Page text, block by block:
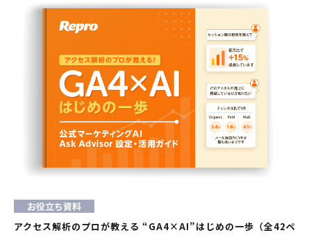
お役立ち資料
アクセス解析のプロが教える “GA4×AI”はじめの一歩（全42ペ